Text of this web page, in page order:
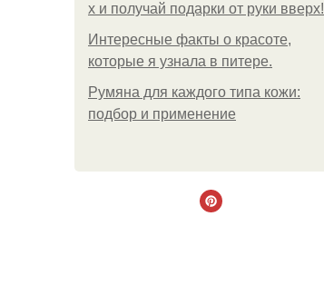
х и получай подарки от руки вверх!
Интересные факты о красоте,
которые я узнала в питере.
Румяна для каждого типа кожи:
подбор и применение